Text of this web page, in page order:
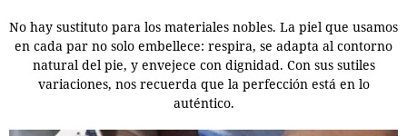
No hay sustituto para los materiales nobles. La piel que usamos
en cada par no solo embellece: respira, se adapta al contorno
natural del pie, y envejece con dignidad. Con sus sutiles
variaciones, nos recuerda que la perfección está en lo
auténtico.